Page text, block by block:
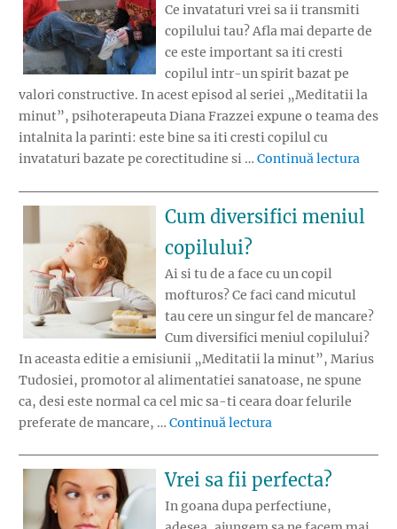
Ce invataturi vrei sa ii transmiti
copilului tau? Afla mai departe de
ce este important sa iti cresti
copilul intr-un spirit bazat pe
valori constructive. In acest episod al seriei „Meditatii la
minut”, psihoterapeuta Diana Frazzei expune o teama des
intalnita la parinti: este bine sa iti cresti copilul cu
invataturi bazate pe corectitudine si … Continuă lectura
Cum diversifici meniul
copilului?
Ai si tu de a face cu un copil
mofturos? Ce faci cand micutul
tau cere un singur fel de mancare?
Cum diversifici meniul copilului?
In aceasta editie a emisiunii „Meditatii la minut”, Marius
Tudosiei, promotor al alimentatiei sanatoase, ne spune
ca, desi este normal ca cel mic sa-ti ceara doar felurile
preferate de mancare, … Continuă lectura
Vrei sa fii perfecta?
In goana dupa perfectiune,